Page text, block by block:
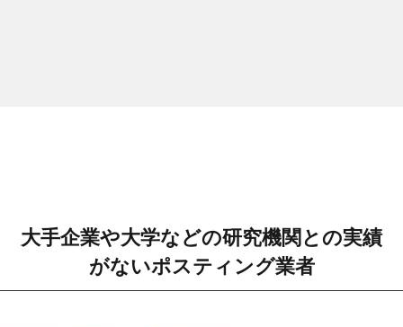
大手企業や大学などの研究機関との実績
がないポスティング業者